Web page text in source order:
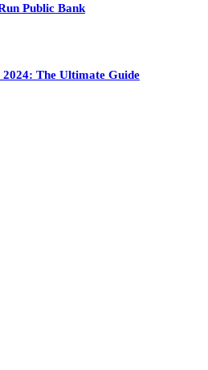
Public Bank
The Ultimate Guide